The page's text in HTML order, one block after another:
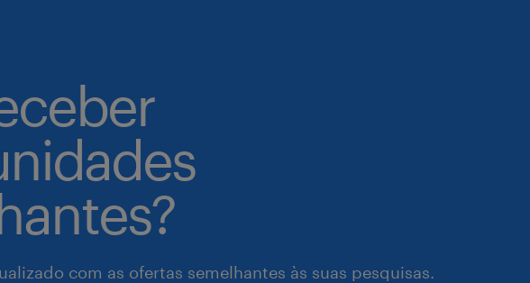
com as ofertas semelhantes às suas pesquisas.